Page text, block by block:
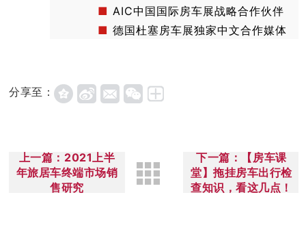
■ AIC中国国际房车展战略合作伙伴
■ 德国杜塞房车展独家中文合作媒体
分享至：
上一篇：2021上半
年旅居车终端市场销
售研究
下一篇：【房车课
堂】拖挂房车出行检
查知识，看这几点！